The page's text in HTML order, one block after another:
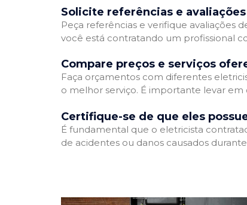
Solicite referências e avaliações
Peça referências e verifique avaliações
você está contratando um profissional
Compare preços e serviços
Faça orçamentos com diferentes
o melhor serviço. É importante levar
Certifique-se de que eles
É fundamental que o eletricista
de acidentes ou danos causados